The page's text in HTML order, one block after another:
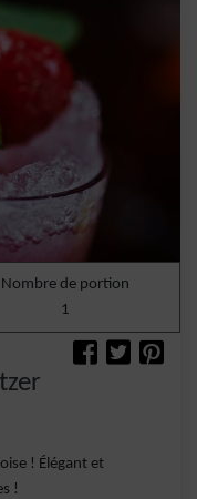
Nombre de portion
1
! Élégant et
!